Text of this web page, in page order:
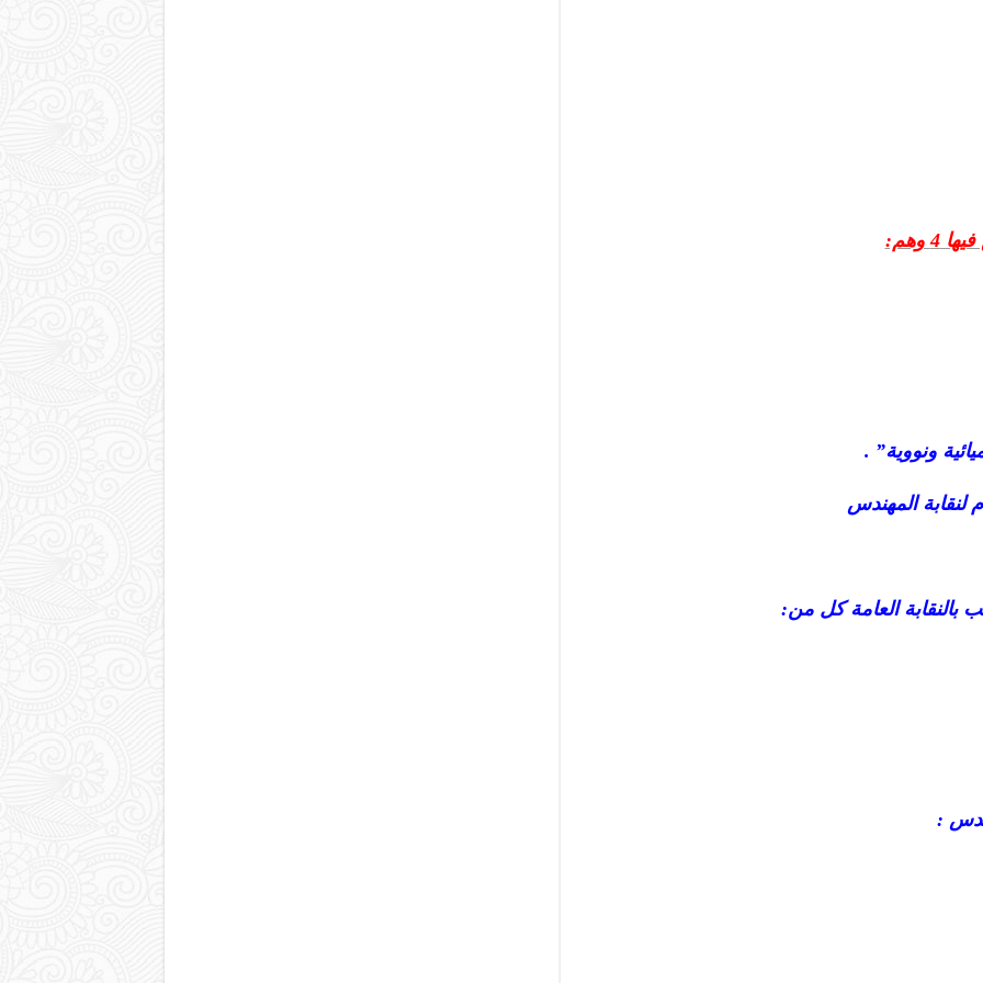
وهم:
ونووية” .
لنقابة المهندس
العامة كل من:
: